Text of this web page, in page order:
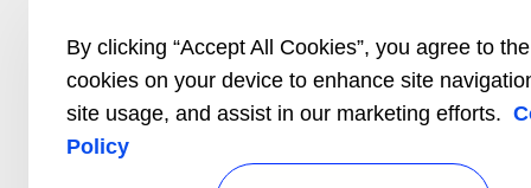
By clicking “Accept All Cookies”, you agree to
cookies on your device to enhance site
site usage, and assist in our marketing efforts.
Policy